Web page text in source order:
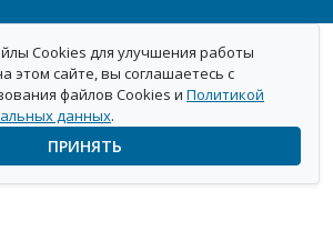
Cookies для улучшения работы
этом сайте, вы соглашаетесь с
файлов Cookies и Политикой
данных.
ПРИНЯТЬ